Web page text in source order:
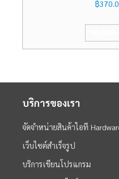
฿
บริการของเรา
จัดจำหน่ายสินค้าไอที
เว็บไซต์สำเร็จรูป
บริการเขียนโปรแกรม